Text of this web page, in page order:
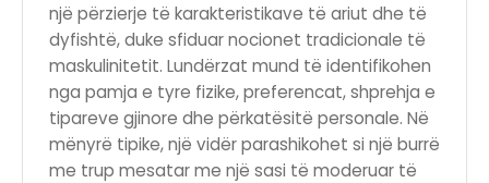
një përzierje të karakteristikave të ariut dhe të
dyfishtë, duke sfiduar nocionet tradicionale të
maskulinitetit. Lundërzat mund të identifikohen
nga pamja e tyre fizike, preferencat, shprehja e
tipareve gjinore dhe përkatësitë personale. Në
mënyrë tipike, një vidër parashikohet si një burrë
me trup mesatar me një sasi të moderuar të